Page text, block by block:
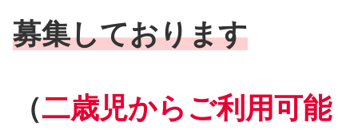
募集しております
（二歳児からご利用可能